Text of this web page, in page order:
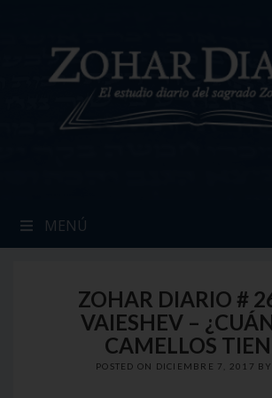
MENÚ
ZOHAR DIARIO #
VAIESHEV –
CAMELLOS
POSTED ON DICIEMBRE 7, 2017 BY